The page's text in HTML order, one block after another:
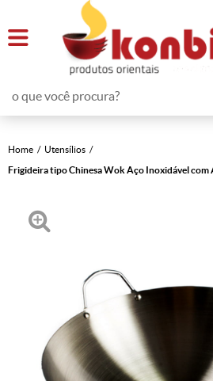
Home
Utensílios
Frigideira tipo Chinesa Wok Aço Inoxidável com